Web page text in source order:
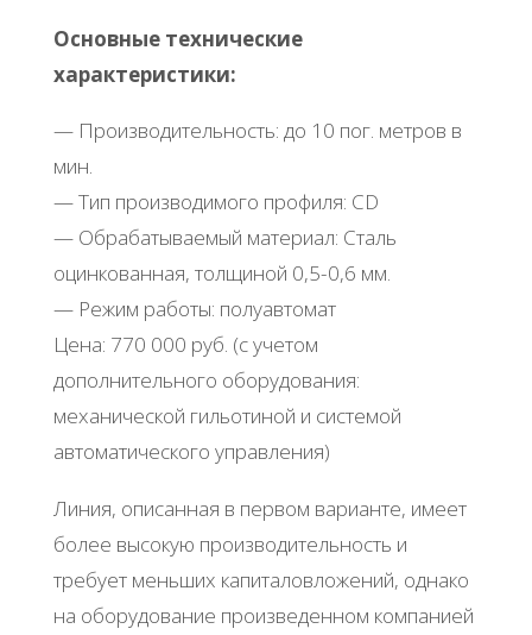
Основные технические
характеристики:
— Производительность: до 10 пог. метров в
мин.
— Тип производимого профиля: СD
— Обрабатываемый материал: Сталь
оцинкованная, толщиной 0,5-0,6 мм.
— Режим работы: полуавтомат
Цена: 770 000 руб. (с учетом
дополнительного оборудования:
механической гильотиной и системой
автоматического управления)
Линия, описанная в первом варианте, имеет
более высокую производительность и
требует меньших капиталовложений, однако
на оборудование произведенном компанией